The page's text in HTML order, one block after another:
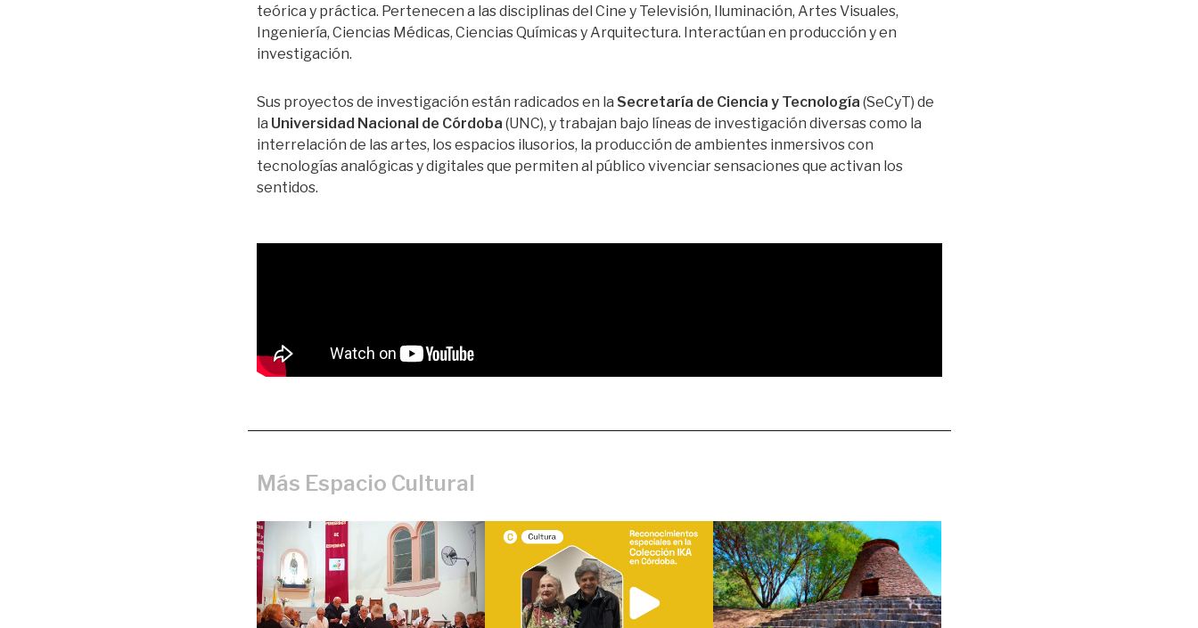
teórica y práctica. Pertenecen a las disciplinas del Cine y Televisión, Iluminación, Artes Visuales,
Ingeniería, Ciencias Médicas, Ciencias Químicas y Arquitectura. Interactúan en producción y en
investigación.
Sus proyectos de investigación están radicados en la Secretaría de Ciencia y Tecnología (SeCyT) de
la Universidad Nacional de Córdoba (UNC), y trabajan bajo líneas de investigación diversas como la
interrelación de las artes, los espacios ilusorios, la producción de ambientes inmersivos con
tecnologías analógicas y digitales que permiten al público vivenciar sensaciones que activan los
sentidos.
Más Espacio Cultural